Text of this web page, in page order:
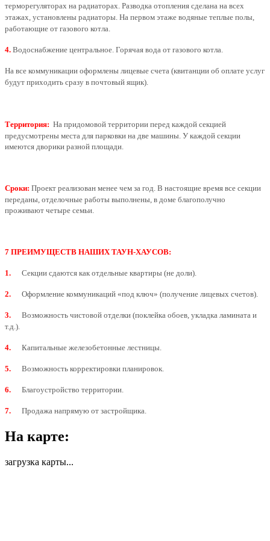
терморегуляторах на радиаторах. Разводка отопления сделана на всех
этажах, установлены радиаторы. На первом этаже водяные теплые полы,
работающие от газового котла.
4. Водоснабжение центральное. Горячая вода от газового котла.
На все коммуникации оформлены лицевые счета (квитанции об оплате услуг
будут приходить сразу в почтовый ящик).
Территория: На придомовой территории перед каждой секцией
предусмотрены места для парковки на две машины. У каждой секции
имеются дворики разной площади.
Сроки: Проект реализован менее чем за год. В настоящие время все секции
переданы, отделочные работы выполнены, в доме благополучно
проживают четыре семьи.
7 ПРЕИМУЩЕСТВ НАШИХ ТАУН-ХАУСОВ:
1. Секции сдаются как отдельные квартиры (не доли).
2. Оформление коммуникаций «под ключ» (получение лицевых счетов).
3.
Возможность чистовой отделки (поклейка обоев, укладка ламината и
т.д.).
4. Капитальные железобетонные лестницы.
5. Возможность корректировки планировок.
6. Благоустройство территории.
7. Продажа напрямую от застройщика.
На карте:
загрузка карты...